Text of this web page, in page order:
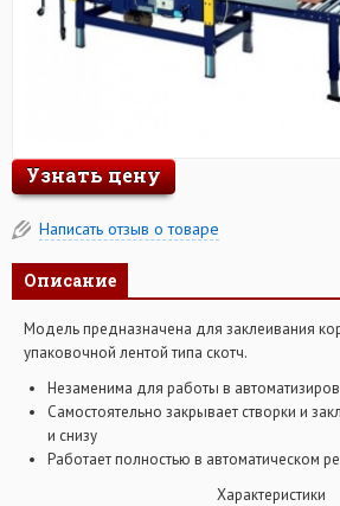
Узнать цену
Написать отзыв о товаре
Описание
Модель предназначена для заклеивания
упаковочной лентой типа скотч.
Незаменима для работы в
Самостоятельно закрывает створки и
и снизу
Работает полностью в автоматическом
Характеристики